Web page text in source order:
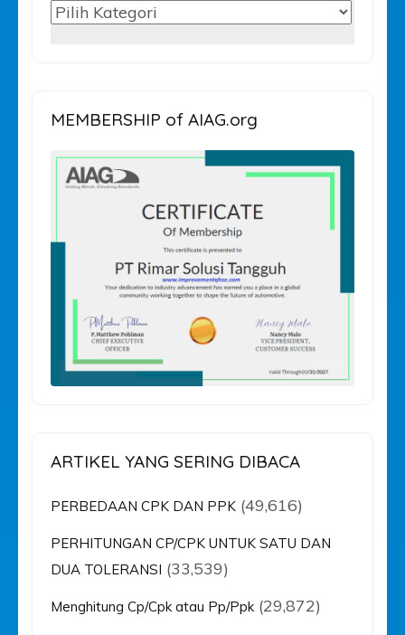
PILIH
MEMBERSHIP of AIAG.org
ARTIKEL YANG SERING DIBACA
PERBEDAAN CPK DAN PPK (49,616)
PERHITUNGAN CP/CPK UNTUK SATU DAN
DUA TOLERANSI (33,539)
Menghitung Cp/Cpk atau Pp/Ppk (29,872)